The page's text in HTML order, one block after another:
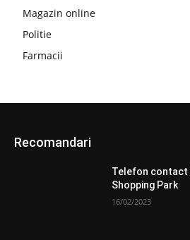
Magazin online
Politie
Farmacii
Recomandari
Telefon contact
Shopping Park
16/02/2023